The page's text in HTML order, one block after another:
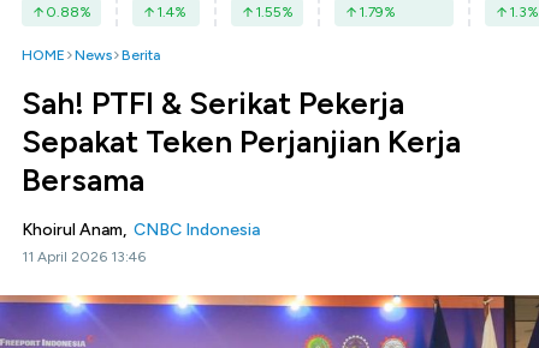
0.88% 1.4% 1.55% 1.79% 1.3%
HOME News Berita
Sah! PTFI & Serikat Pekerja
Sepakat Teken Perjanjian Kerja
Bersama
Khoirul Anam, CNBC Indonesia
11 April 2026 13:46